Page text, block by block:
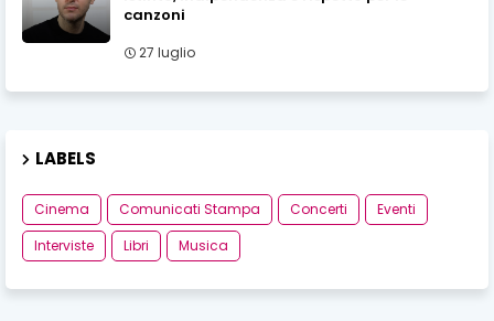
canzoni
27 luglio
LABELS
Cinema Comunicati Stampa Concerti
Eventi
Interviste
Libri Musica